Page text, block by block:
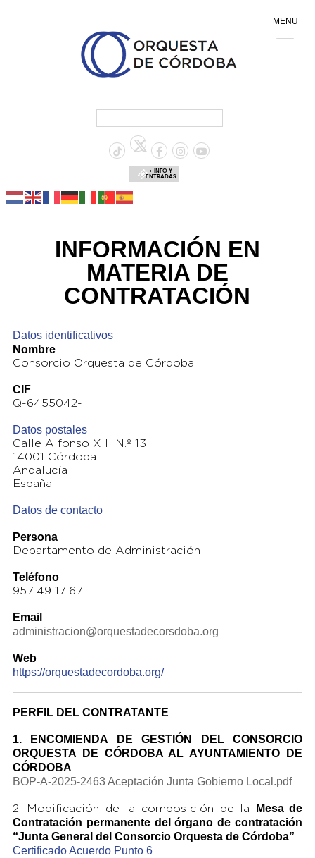
+ INFO Y
ENTRADAS
INFORMACIÓN EN
MATERIA DE
CONTRATACIÓN
Datos identificativos
Nombre
Consorcio Orquesta de Córdoba
CIF
Q-6455042-I
Datos postales
Calle Alfonso XIII N.º 13
14001 Córdoba
Andalucía
España
Datos de contacto
Persona
Departamento de Administración
Teléfono
957 49 17 67
Email
administracion@orquestadecorsdoba.org
Web
https://orquestadecordoba.org/
PERFIL DEL CONTRATANTE
1. ENCOMIENDA DE GESTIÓN DEL CONSORCIO
ORQUESTA DE CÓRDOBA AL AYUNTAMIENTO DE
CÓRDOBA
BOP-A-2025-2463 Aceptación Junta Gobierno Local.pdf
2. Modificación de la composición de la
Mesa de
Contratación permanente del órganode contratación
“Junta General del Consorcio Orquesta de Córdoba”
Certificado Acuerdo Punto 6
MENU